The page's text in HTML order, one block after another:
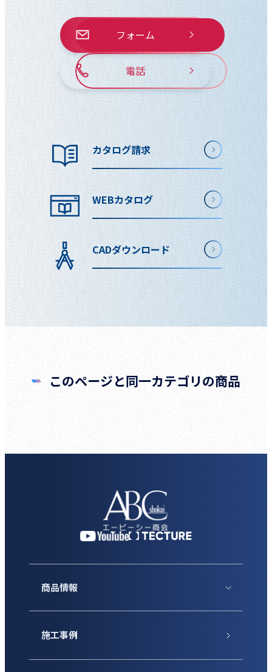
フォーム
電話
カタログ請求
WEBカタログ
CADダウンロード
このページと同一カテゴリの商品
商品情報
施工事例